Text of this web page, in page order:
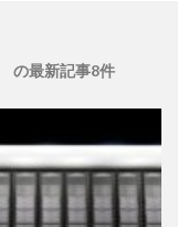
の最新記事8件